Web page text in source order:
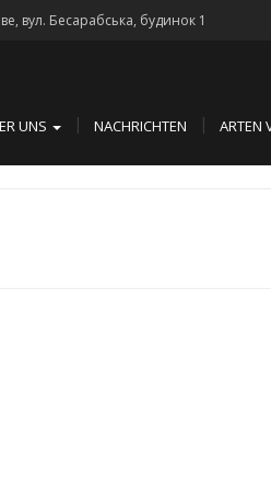
вул. Бесарабська, будинок 1
UNS NACHRICHTEN ARTEN